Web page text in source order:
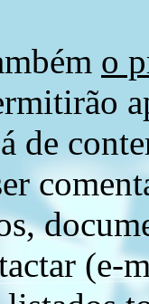
o
de
(e-